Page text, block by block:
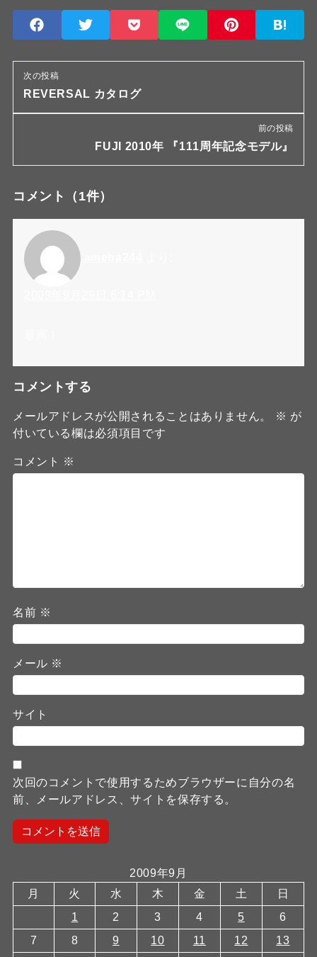
次の投稿
REVERSAL カタログ
前の投稿
FUJI 2010年 『111周年記念モデル』
コメント （1件）
コメントする
メールアドレスが公開されることはありません。 ※ が
付いている欄は必須項目です
コメント ※
名前 ※
メール ※
サイト
次回のコメントで使用するためブラウザーに自分の名
前、メールアドレス、サイトを保存する。
2009年9月
月
火 水 木 金 土
日
1
2 3 4 5
6
7
8 9 10 11 12 13